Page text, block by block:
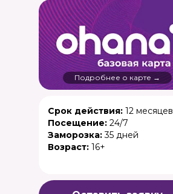
Срок действия: 12 месяцев
Посещение: 24/7
Заморозка:35 дней
Возраст: 16+
Подробнее о карте →